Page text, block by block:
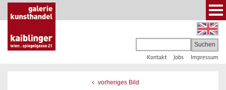
Kontakt Jobs Impressum
vorheriges Bild